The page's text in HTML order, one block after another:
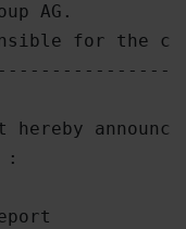
AG.
for the
hereby
: